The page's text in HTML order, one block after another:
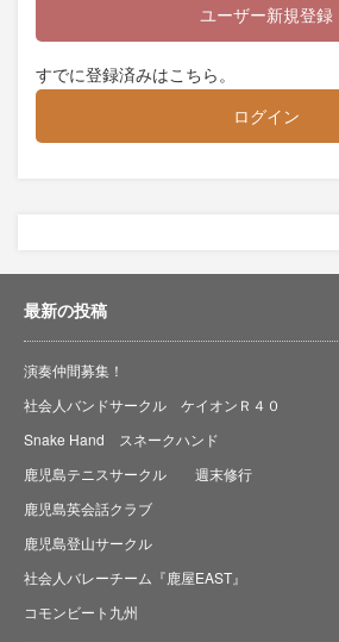
ユーザー新規登録
すでに登録済みはこちら。
ログイン
最新の投稿
演奏仲間募集！
社会人バンドサークル ケイオンＲ４０
Snake Hand スネークハンド
鹿児島テニスサークル 週末修行
鹿児島英会話クラブ
鹿児島登山サークル
社会人バレーチーム『鹿屋EAST』
コモンビート九州